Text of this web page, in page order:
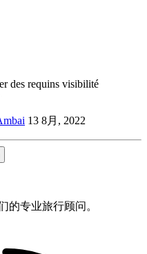
des requins visibilité
13 8月, 2022
的专业旅行顾问。